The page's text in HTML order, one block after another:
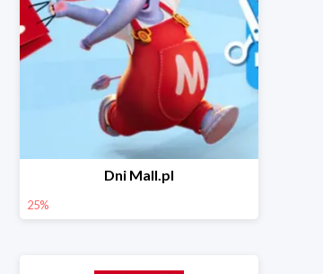
Dni Mall.pl
25%